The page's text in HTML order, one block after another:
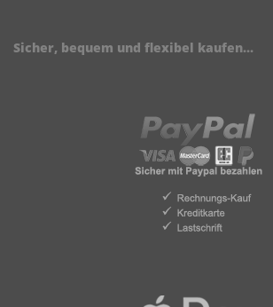
Sicher, bequem und flexibel kaufen...